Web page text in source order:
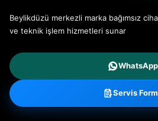
Beylikdüzü merkezli marka bağımsız
ve teknik işlem hizmetleri sunar
WhatsApp
Servis